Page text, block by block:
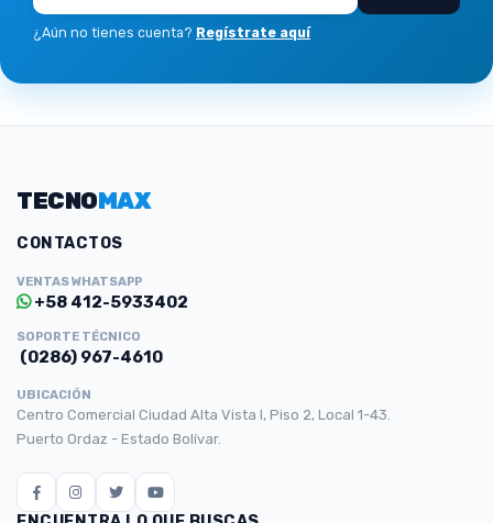
¿Aún no tienes cuenta? Regístrate aquí
TECNOMAX
CONTACTOS
VENTAS WHATSAPP
+58 412-5933402
SOPORTE TÉCNICO
(0286) 967-4610
UBICACIÓN
Centro Comercial Ciudad Alta Vista I, Piso 2, Local 1-43.
Puerto Ordaz - Estado Bolívar.